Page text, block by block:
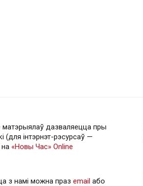
дазваляецца пры
(для інтэрнэт-рэсурсаў —
«Новы Час» Online
з намі можна праз email або